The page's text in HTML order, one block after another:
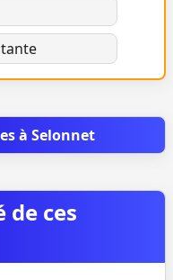
à Selonnet
ces